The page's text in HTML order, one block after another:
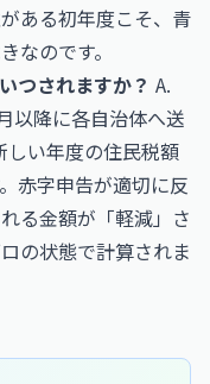
ある初年度こそ、青
なのです。
つされますか？ A.
以降に各自治体へ送
しい年度の住民税額
赤字申告が適切に反
る金額が「軽減」さ
の状態で計算されま